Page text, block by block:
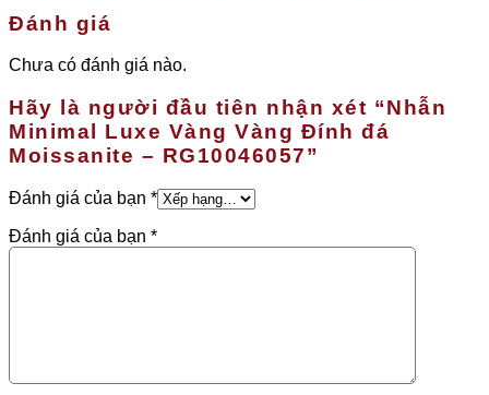
có
thể
được
chọn
trên
trang
phẩm
Đánh giá
Chưa có đánh giá nào.
Hãy là người đầu tiên nhận xét “Nhẫn
Minimal Luxe Vàng Vàng Đính đá
Moissanite – RG10046057”
Đánh giá của bạn *
Đánh giá của bạn *